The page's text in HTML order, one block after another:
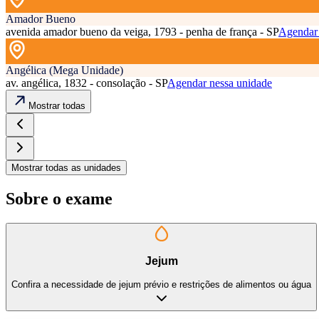
Amador Bueno
avenida amador bueno da veiga, 1793 - penha de frança - SPAgendar
Angélica (Mega Unidade)
av. angélica, 1832 - consolação - SPAgendar nessa unidade
Mostrar todas
Mostrar todas as unidades
Sobre o exame
Jejum
Confira a necessidade de jejum prévio e restrições de alimentos ou água